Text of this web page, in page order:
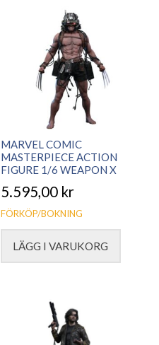
MARVEL COMIC
MASTERPIECE ACTION
FIGURE 1/6 WEAPON X
5.595,00 kr
FÖRKÖP/BOKNING
LÄGG I VARUKORG